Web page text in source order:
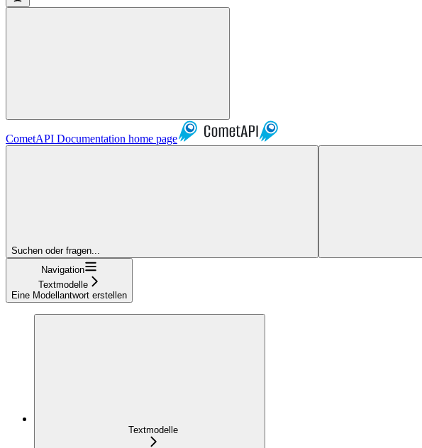
CometAPI Documentation home page
Suchen oder fragen...
Navigation
Textmodelle
Eine Modellantwort erstellen
Textmodelle